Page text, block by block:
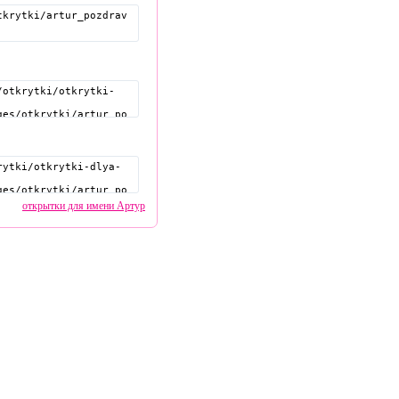
открытки для имени Артур